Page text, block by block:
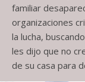
familiar
organizaciones
la lucha,
les dijo que no
de su casa para